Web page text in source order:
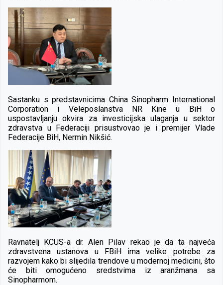
Sastanku s predstavnicima China Sinopharm International
Corporation i Veleposlanstva NR Kine u BiH o
uspostavljanju okvira za investicijska ulaganja u sektor
zdravstva u Federaciji prisustvovao je i premijer Vlade
Federacije BiH, Nermin Nikšić.
Ravnatelj KCUS-a dr. Alen Pilav rekao je da ta najveća
zdravstvena ustanova u FBiH ima velike potrebe za
razvojem kako bi slijedila trendove u modernoj medicini, što
će biti omogućeno sredstvima iz aranžmana sa
Sinopharmom.